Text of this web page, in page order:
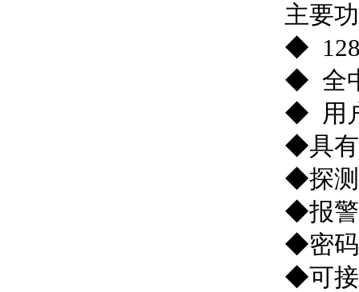
主要
◆
◆ 全
◆ 用
◆具有
◆探测
◆报警
◆密码
◆可接